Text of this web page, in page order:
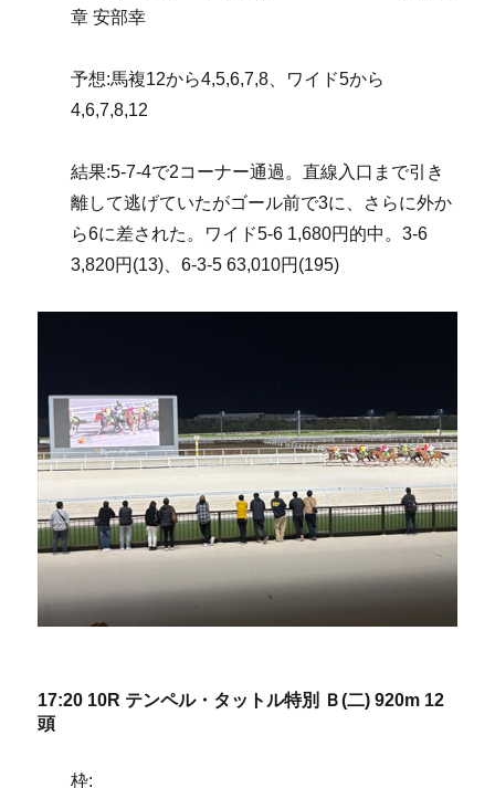
章 安部幸
予想:馬複12から4,5,6,7,8、ワイド5から
4,6,7,8,12
結果:5-7-4で2コーナー通過。直線入口まで引き
離して逃げていたがゴール前で3に、さらに外か
ら6に差された。ワイド5-6 1,680円的中。3-6
3,820円(13)、6-3-5 63,010円(195)
17:20 10R テンペル・タットル特別 Ｂ(二) 920m 12
頭
枠: